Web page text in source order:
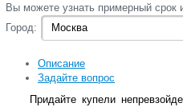
Вы‌ можете‌ узнать‌ примерный срок
Город:
Описание
Задайте вопрос
Придайте купели